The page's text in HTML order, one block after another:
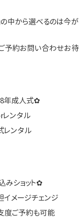
中から選べるのは今が
予約お問い合わせお待
年成人式✿
レンタル
レンタル
みショット✿
イメージチェンジ
度ご予約も可能